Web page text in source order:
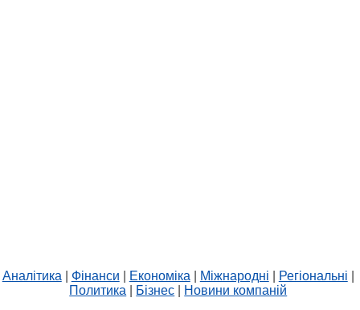
Аналітика Фінанси Економіка Міжнародні Регіональні
Политика
Бізнес Новини компаній